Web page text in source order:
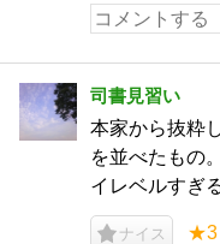
司書見習い
本家から抜粋
を並べたもの
イレベルすぎ
ナイス ★3